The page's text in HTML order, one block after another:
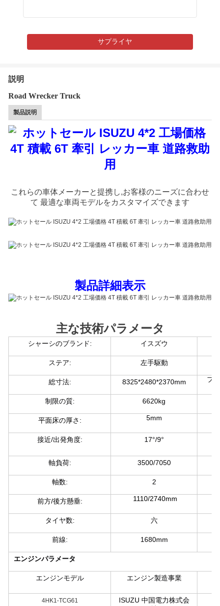
サプライヤ
説明
Road Wrecker Truck
製品説明
これらの車体メーカーと提携し,お客様のニーズに合わせ
て 最適な車両モデルをカスタマイズできます
製品詳細表示
主な技術パラメータ
シャーシのブランド: イスズウ
ステア: 左手駆動
総寸法: 8325*2480*2370mm フ
制限の質: 6620kg
平面床の厚さ: 5mm
接近/出発角度: 17°/9°
軸負荷: 3500/7050
軸数: 2
前方/後方懸垂: 1110/2740mm
タイヤ数: 六
前線: 1680mm
エンジンパラメータ
エンジンモデル エンジン製造事業
4HK1-TCG61
ISUZU 中国電力株式会